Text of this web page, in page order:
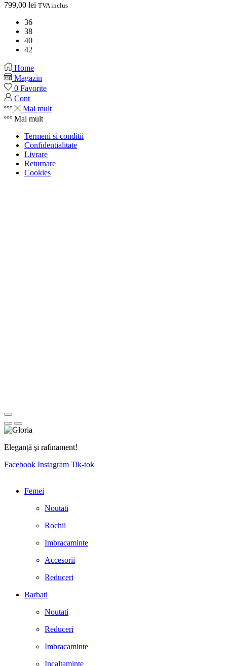
799,00 lei TVA inclus
36
38
40
42
Home
Magazin
0 Favorite
Cont
Mai mult
Mai mult
Termeni si conditii
Confidentialitate
Livrare
Returnare
Cookies
Eleganţă şi rafinament!
Facebook Instagram Tik-tok
Femei
Noutati
Rochii
Imbracaminte
Accesorii
Reduceri
Barbati
Noutati
Reduceri
Imbracaminte
Incaltaminte